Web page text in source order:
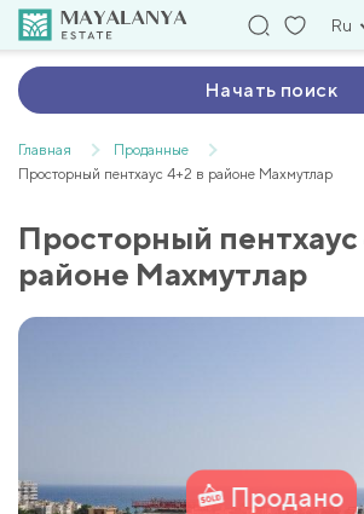
Ru
Начать поиск
Главная
Проданные
Просторный пентхаус 4+2 в районе Махмутлар
Просторный пентхаус
районе Махмутлар
Продано